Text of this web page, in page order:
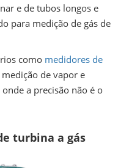
e de tubos longos e
para medição de gás de
como medidores de
de vapor e
a precisão não é o
turbina a gás